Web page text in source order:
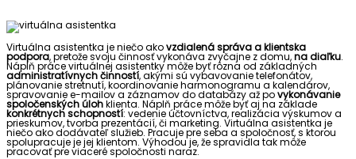
Virtuálna asistentka je niečo akovzdialená správa a klientska
podpora, pretože svoju činnosť vykonáva zvyčajne z domu,na diaľku.
Náplň práce virtuálnej asistentky môže byť rôzna od základných
administratívnych činností, akými sú vybavovanie telefonátov,
plánovanie stretnutí, koordinovanie harmonogramu a kalendárov,
spravovanie e-mailov a záznamov do databázy až povykonávanie
spoločenských úlohklienta. Náplň práce môže byť aj na základe
konkrétnych schopností: vedenie účtovníctva, realizácia výskumov a
prieskumov, tvorba prezentácií, či marketing. Virtuálna asistentka je
niečo ako dodávateľ služieb. Pracuje pre seba a spoločnosť, s ktorou
spolupracuje je jej klientom. Výhodou je, že spravidla tak môže
pracovať pre viaceré spoločnosti naraz.